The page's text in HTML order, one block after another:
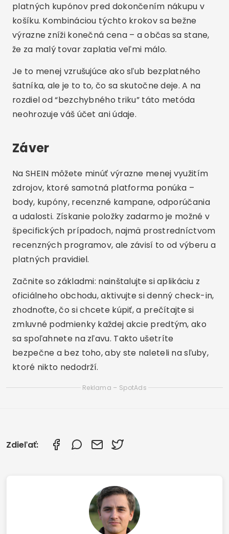
platných kupónov pred dokončením nákupu v
košíku. Kombináciou týchto krokov sa bežne
výrazne zníži konečná cena – a občas sa stane,
že za malý tovar zaplatia veľmi málo.
Je to menej vzrušujúce ako sľub bezplatného
šatníka, ale je to to, čo sa skutočne deje. A na
rozdiel od “bezchybného triku” táto metóda
neohrozuje váš účet ani údaje.
Záver
Na SHEIN môžete minúť výrazne menej využitím
zdrojov, ktoré samotná platforma ponúka –
body, kupóny, recenzné kampane, odporúčania
a udalosti. Získanie položky zadarmo je možné v
špecifických prípadoch, najmä prostredníctvom
recenzných programov, ale závisí to od výberu a
platných pravidiel.
Začnite so základmi: nainštalujte si aplikáciu z
oficiálneho obchodu, aktivujte si denný check-in,
zhodnoťte, čo si chcete kúpiť, a prečítajte si
zmluvné podmienky každej akcie predtým, ako
sa spoľahnete na zľavu. Takto ušetríte
bezpečne a bez toho, aby ste naleteli na sľuby,
ktoré nikto nedodrží.
Reklama – SpotAds
Zdieľať: